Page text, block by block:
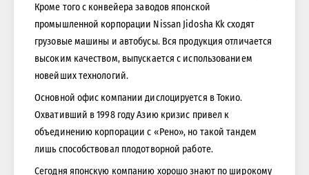
Кроме того с конвейера заводов японской
промышленной корпорации Nissan Jidosha Kk сходят
грузовые машины и автобусы. Вся продукция отличается
высоким качеством, выпускается с использованием
новейших технологий.
Основной офис компании дислоцируется в Токио.
Охвативший в 1998 году Азию кризис привел к
объединению корпорации с «Рено», но такой тандем
лишь способствовал плодотворной работе.
Сегодня японскую компанию хорошо знают по широкому